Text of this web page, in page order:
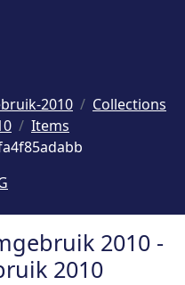
2010
Collections
Items
2010 -
2010